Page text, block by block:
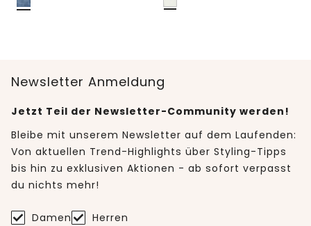
Newsletter Anmeldung
Jetzt Teil der Newsletter-Community werden!
Bleibe mit unserem Newsletter auf dem Laufenden:
Von aktuellen Trend-Highlights über Styling-Tipps
bis hin zu exklusiven Aktionen - ab sofort verpasst
du nichts mehr!
Damen Herren